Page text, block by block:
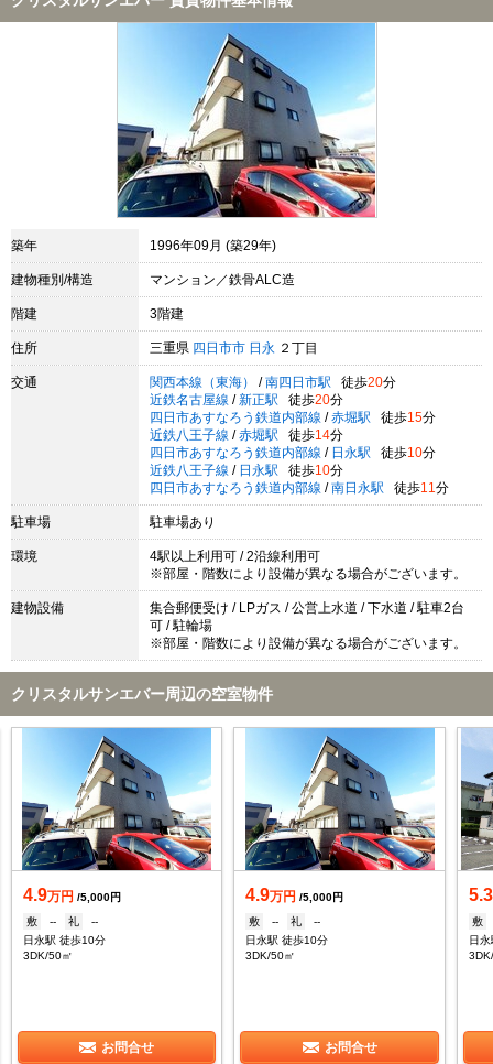
築年 1996年09月 (築29年)
建物種別/構造 マンション／鉄骨ALC造
階建 3階建
住所 三重県 四日市市 日永 ２丁目
交通 関西本線（東海） / 南四日市駅 徒歩20分
近鉄名古屋線 / 新正駅 徒歩20分
四日市あすなろう鉄道内部線 / 赤堀駅 徒歩15分
近鉄八王子線 / 赤堀駅 徒歩14分
四日市あすなろう鉄道内部線 / 日永駅 徒歩10分
近鉄八王子線 / 日永駅 徒歩10分
四日市あすなろう鉄道内部線 / 南日永駅 徒歩11 分
駐車場 駐車場あり
環境
4駅以上利用可 / 2沿線利用可
※部屋・階数により設備が異なる場合がございます。
建物設備
集合郵便受け / LPガス / 公営上水道 / 下水道 / 駐車2台
可 / 駐輪場
※部屋・階数により設備が異なる場合がございます。
クリスタルサンエバー周辺の空室物件
4.9万円 /5,000円
敷
-- 礼
--
日永駅 徒歩10分
3DK/50㎡
お問合せ
4.9万円 /5,000円
敷
-- 礼
--
日永駅 徒歩10分
3DK/50㎡
お問合せ
5.3
敷
日